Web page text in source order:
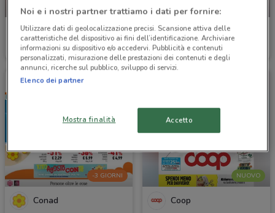
Pam
Scade mercoledì 9.5 km
Carrefour Ipermercati
Scade il 19/08
-3 GIORNI
Conad
NUOVO
Coop
Noi e i nostri partner trattiamo i dati per fornire:
Utilizzare dati di geolocalizzazione precisi. Scansione attiva delle
caratteristiche del dispositivo ai fini dell’identificazione. Archiviare
informazioni su dispositivo e/o accedervi. Pubblicità e contenuti
personalizzati, misurazione delle prestazioni dei contenuti e degli
annunci, ricerche sul pubblico, sviluppo di servizi.
Elenco dei partner
Mostra finalità Accetto